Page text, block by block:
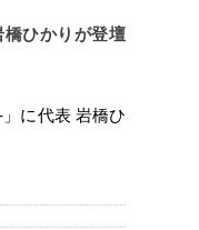
橋ひかりが登壇
に代表 岩橋ひ